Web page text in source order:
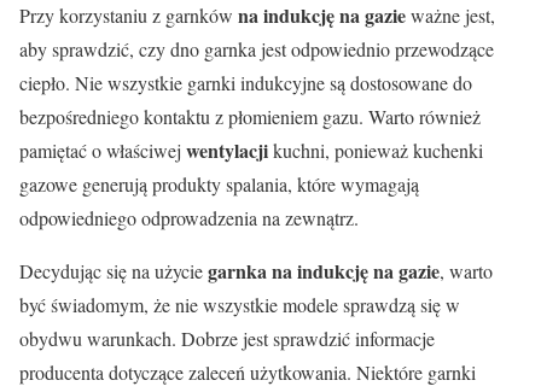
Przy korzystaniu z garnków na indukcję na gazieważne jest,
aby sprawdzić, czy dno garnka jest odpowiednio przewodzące
ciepło. Nie wszystkie garnki indukcyjne są dostosowane do
bezpośredniego kontaktu z płomieniem gazu. Warto również
pamiętać o właściwej wentylacjikuchni, ponieważ kuchenki
gazowe generują produkty spalania, które wymagają
odpowiedniego odprowadzenia na zewnątrz.
Decydując się na użyciegarnka na indukcję na gazie, warto
być świadomym, że nie wszystkie modele sprawdzą się w
obydwu warunkach. Dobrze jest sprawdzić informacje
producenta dotyczące zaleceń użytkowania. Niektóre garnki